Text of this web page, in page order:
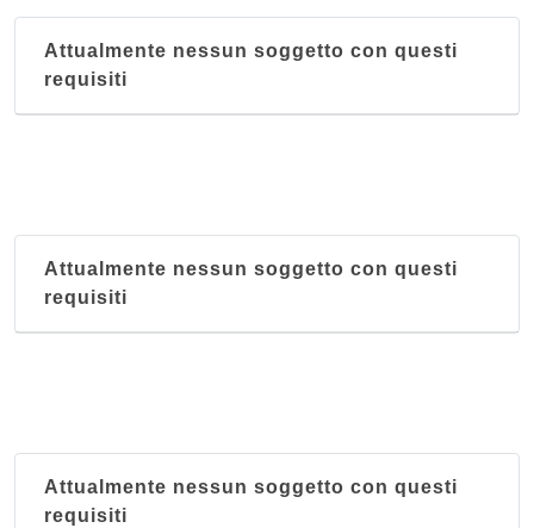
Attualmente nessun soggetto con questi
requisiti
Attualmente nessun soggetto con questi
requisiti
Attualmente nessun soggetto con questi
requisiti